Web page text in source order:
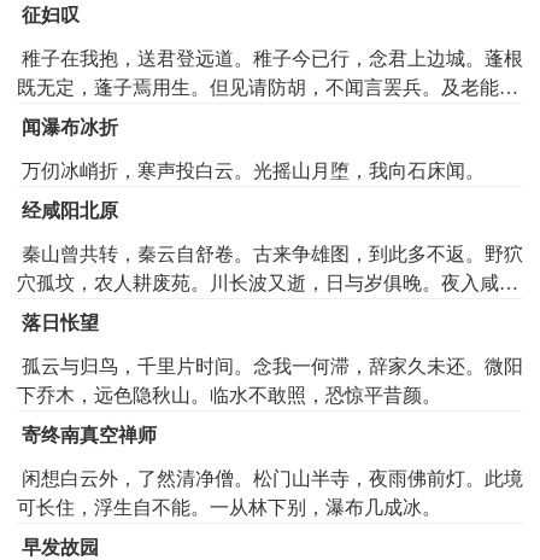
征妇叹
稚子在我抱，送君登远道。稚子今已行，念君上边城。蓬根
既无定，蓬子焉用生。但见请防胡，不闻言罢兵。及老能得
归，少者还长征。
闻瀑布冰折
万仞冰峭折，寒声投白云。光摇山月堕，我向石床闻。
经咸阳北原
秦山曾共转，秦云自舒卷。古来争雄图，到此多不返。野狖
穴孤坟，农人耕废苑。川长波又逝，日与岁俱晚。夜入咸阳
中，悲吞不能饭。
落日怅望
孤云与归鸟，千里片时间。念我一何滞，辞家久未还。微阳
下乔木，远色隐秋山。临水不敢照，恐惊平昔颜。
寄终南真空禅师
闲想白云外，了然清净僧。松门山半寺，夜雨佛前灯。此境
可长住，浮生自不能。一从林下别，瀑布几成冰。
早发故园